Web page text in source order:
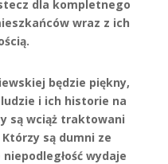
dla kompletnego
wraz z ich
będzie piękny,
i ich historie na
są wciąż traktowani
są dumni ze
wydaje